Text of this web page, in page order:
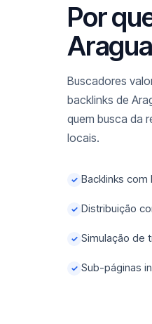
Por
Buscadores
backlinks de
quem busca da
locais.
✓ Backlinks
✓ Distribuição
✓ Simulação de
✓ Sub-páginas